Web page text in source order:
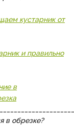
кустарник от
и правильно
в
в обрезке?